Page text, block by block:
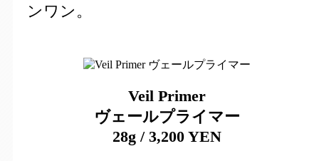
ンワン。
Veil Primer
ヴェールプライマー
28g / 3,200 YEN